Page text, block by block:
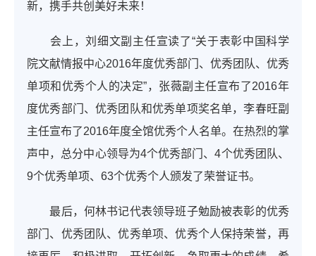
新，携手共创美好未来！
会上，刘细文副主任宣读了“关于表彰中国科学
院文献情报中心2016年度优秀部门、优秀团队、优秀
单项和优秀个人的决定”，张薇副主任宣布了2016年
度优秀部门、优秀团队和优秀单项奖名单，李春旺副
主任宣布了2016年度全馆优秀个人名单。在热烈的掌
声中，总分中心领导为4个优秀部门、4个优秀团队、
9个优秀单项、63个优秀个人颁发了荣誉证书。
最后，何林书记代表领导班子勉励被表彰的优秀
部门、优秀团队、优秀单项、优秀个人保持荣誉，再